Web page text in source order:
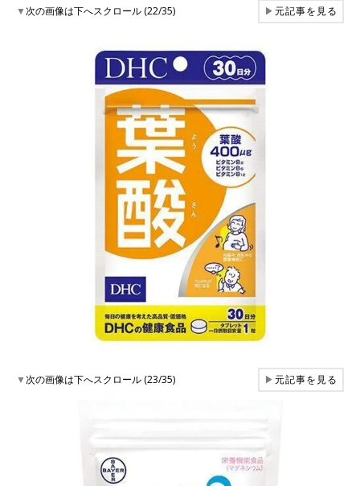
▼次の画像は下へスクロール (22/35) ▶元記事を見る
▼次の画像は下へスクロール (23/35) ▶元記事を見る